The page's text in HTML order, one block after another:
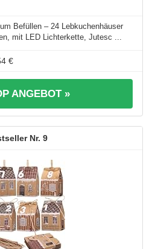
Befüllen – 24 Lebkuchenhäuser
mit LED Lichterkette, Jutesc ...
€
ANGEBOT »
9